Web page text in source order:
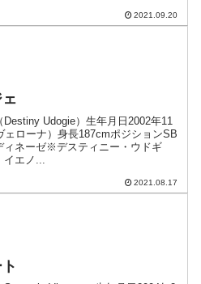
2021.09.20
Udogie）生年月日2002年11
ェローナ）身長187cmポジションSB
ィネーゼ※デスティニー・ウドギ
エノ...
2021.08.17